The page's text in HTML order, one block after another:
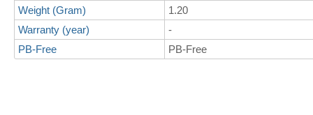
Weight (Gram)
1.20
Warranty (year)
-
PB-Free
PB-Free